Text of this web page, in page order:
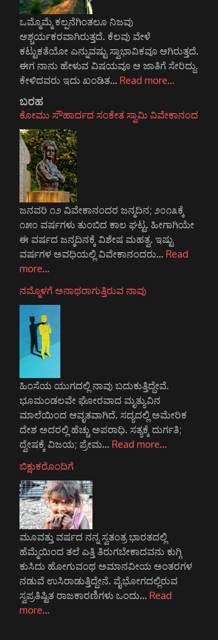
ಒಮ್ಮೊಮ್ಮೆ ಕಲ್ಪನೆಗಿಂತಲೂ ನಿಜವು
ಆಶ್ಚರ್ಯಕರವಾಗಿರುತ್ತದೆ. ಕೆಲವು ವೇಳೆ
ಕಟ್ಟುಕತೆಯೋ ಎನ್ನುವಷ್ಟು ಸ್ವಾಭಾವಿಕವೂ ಆಗಿರುತ್ತದೆ.
ಈಗ ನಾನು ಹೇಳುವ ವಿಷಯವೂ ಆ ಜಾತಿಗೆ ಸೇರಿದ್ದು.
ಕೇಳಿದವರು ಇದು ಖಂಡಿತ… Read more…
ಬರಹ
ಕೋಮು ಸೌಹಾರ್ದದ ಸಂಕೇತ ಸ್ವಾಮಿ ವಿವೇಕಾನಂದ
ಜನವರಿ ೧೨ ವಿವೇಕಾನಂದರ ಜನ್ಮದಿನ; ೨೦೧೩ಕ್ಕೆ
೧೫೦ ವರ್ಷಗಳು ತುಂಬಿದ ಕಾಲ ಘಟ್ಟ. ಹೀಗಾಗಿಯೇ
ಈ ವರ್ಷದ ಜನ್ಮದಿನಕ್ಕೆ ವಿಶೇಷ ಮಹತ್ವ. ಇಷ್ಟು
ವರ್ಷಗಳ ಅವಧಿಯಲ್ಲಿ ವಿವೇಕಾನಂದರು… Read
more…
ನಮ್ಮೊಳಗೆ ಅನಾಥರಾಗುತ್ತಿರುವ ನಾವು
ಹಿಂಸೆಯ ಯುಗದಲ್ಲಿ ನಾವು ಬದುಕುತ್ತಿದ್ದೇವೆ.
ಭೂಮಂಡಲವೇ ಘೋರವಾದ ಮೃತ್ಯುವಿನ
ಮಾಲೆಯಿಂದ ಆವೃತವಾಗಿದೆ. ಸದ್ಯದಲ್ಲಿ ಅಮೇರಿಕ
ದೇಶ ಅದರಲ್ಲಿ ಹೆಚ್ಚು ಅಪರಾಧಿ. ಸತ್ಯಕ್ಕೆ ದುರ್ಗತಿ;
ದ್ವೇಷಕ್ಕೆ ವಿಜಯ; ಪ್ರೇಮ… Read more…
ಬಿಕ್ಷುಕರೊಂದಿಗೆ
ಮೂವತ್ತು ವರ್ಷದ ನನ್ನ ಸ್ವತಂತ್ರ ಭಾರತದಲ್ಲಿ
ಹೆಮ್ಮೆಯಿಂದ ತಲೆ ಎತ್ತಿ ತಿರುಗಬೇಕಾದವನು ಕುಗ್ಗಿ
ಕುಸಿದು ಹೋಗುವಂಥ ಅಮಾನವೀಯ ಅಂತರಗಳ
ನಡುವೆ ಉಸಿರಾಡುತ್ತಿದ್ದೇನೆ. ವೈಭೋಗದಲ್ಲಿರುವ
ಸ್ವಪ್ರತಿಷ್ಟಿತ ರಾಜಕಾರಣಿಗಳು ಒಂದು… Read
more…